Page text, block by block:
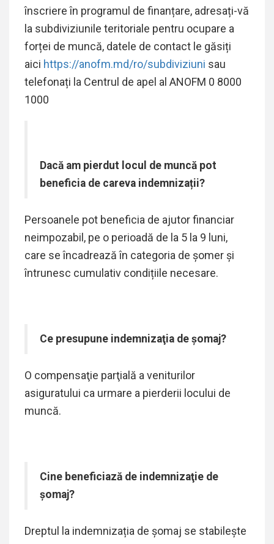
înscriere în programul de finanțare, adresați-vă
la subdiviziunile teritoriale pentru ocupare a
forței de muncă, datele de contact le găsiți
aici https://anofm.md/ro/subdiviziuni sau
telefonați la Centrul de apel al ANOFM 0 8000
1000
Dacă am pierdut locul de muncă pot
beneficia de careva indemnizații?
Persoanele pot beneficia de ajutor financiar
neimpozabil, pe o perioadă de la 5 la 9 luni,
care se încadrează în categoria de şomer și
întrunesc cumulativ condițiile necesare.
Ce presupune indemnizaţia de şomaj?
O compensaţie parţială a veniturilor
asiguratului ca urmare a pierderii locului de
muncă.
Cine beneficiază de indemnizaţie de
şomaj?
Dreptul la indemnizația de șomaj se stabilește